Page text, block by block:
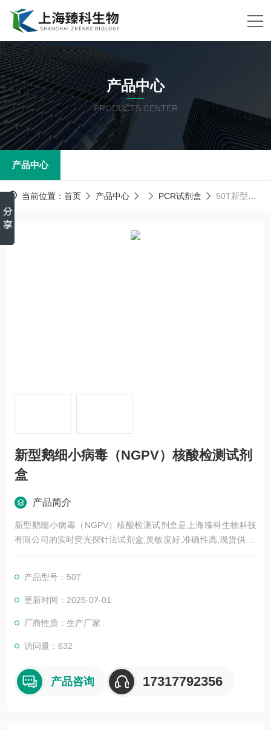
产品中心
PRODUCTS CENTER
产品中心
当前位置： 首页 产品中心 PCR试剂盒 50T新型鹅细小病毒（NGPV）核酸检测试剂盒
新型鹅细小病毒（NGPV）核酸检测试剂
盒
产品简介
新型鹅细小病毒（NGPV）核酸检测试剂盒是上海臻科生物科技
有限公司的实时荧光探针法试剂盒,灵敏度好,准确性高,现货供应,
欢迎广大新老客户前来选购。
产品型号：50T
更新时间：2025-07-01
厂商性质：生产厂家
访问量：632
产品咨询 17317792356